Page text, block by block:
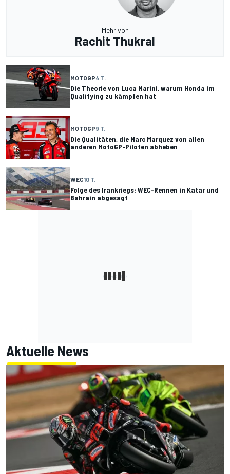
Mehr von
Rachit Thukral
MOTOGP4 T.
Die Theorie von Luca Marini, warum Honda im
Qualifying zu kämpfen hat
MOTOGP9 T.
Die Qualitäten, die Marc Marquez von allen
anderen MotoGP-Piloten abheben
WEC10 T.
Folge des Irankriegs: WEC-Rennen in Katar und
Bahrain abgesagt
Aktuelle News